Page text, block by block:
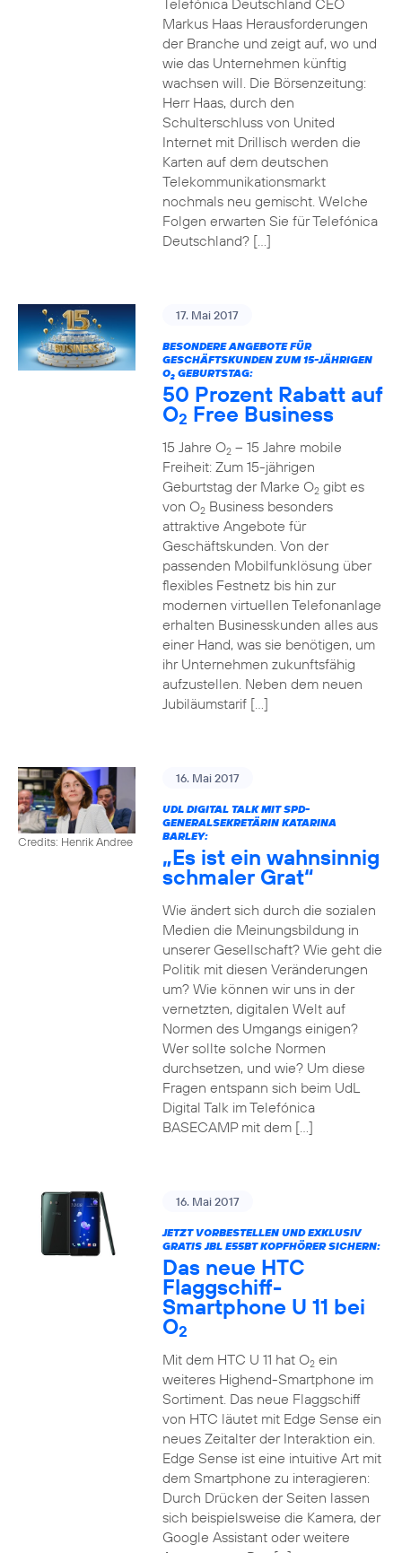
Telefónica Deutschland CEO
Markus Haas Herausforderungen
der Branche und zeigt auf, wo und
wie das Unternehmen künftig
wachsen will. Die Börsenzeitung:
Herr Haas, durch den
Schulterschluss von United
Internet mit Drillisch werden die
Karten auf dem deutschen
Telekommunikationsmarkt
nochmals neu gemischt. Welche
Folgen erwarten Sie für Telefónica
Deutschland? […]
17. Mai 2017
BESONDERE ANGEBOTE FÜR
GESCHÄFTSKUNDEN ZUM 15-JÄHRIGEN
O2GEBURTSTAG:
50 Prozent Rabatt auf
O2 Free Business
15 Jahre O2– 15 Jahre mobile
Freiheit: Zum 15-jährigen
Geburtstag der Marke O2gibt es
von O2Business besonders
attraktive Angebote für
Geschäftskunden. Von der
passenden Mobilfunklösung über
flexibles Festnetz bis hin zur
modernen virtuellen Telefonanlage
erhalten Businesskunden alles aus
einer Hand, was sie benötigen, um
ihr Unternehmen zukunftsfähig
aufzustellen. Neben dem neuen
Jubiläumstarif […]
Credits: Henrik Andree
16. Mai 2017
UDL DIGITAL TALK MIT SPD-
GENERALSEKRETÄRIN KATARINA
BARLEY:
„Es ist ein wahnsinnig
schmaler Grat“
Wie ändert sich durch die sozialen
Medien die Meinungsbildung in
unserer Gesellschaft? Wie geht die
Politik mit diesen Veränderungen
um? Wie können wir uns in der
vernetzten, digitalen Welt auf
Normen des Umgangs einigen?
Wer sollte solche Normen
durchsetzen, und wie? Um diese
Fragen entspann sich beim UdL
Digital Talk im Telefónica
BASECAMP mit dem […]
16. Mai 2017
JETZT VORBESTELLEN UND EXKLUSIV
GRATIS JBL E55BT KOPFHÖRER SICHERN:
Das neue HTC
Flaggschiff-
Smartphone U 11 bei
O2
Mit dem HTC U 11 hat O2ein
weiteres Highend-Smartphone im
Sortiment. Das neue Flaggschiff
von HTC läutet mit Edge Sense ein
neues Zeitalter der Interaktion ein.
Edge Sense ist eine intuitive Art mit
dem Smartphone zu interagieren:
Durch Drücken der Seiten lassen
sich beispielsweise die Kamera, der
Google Assistant oder weitere